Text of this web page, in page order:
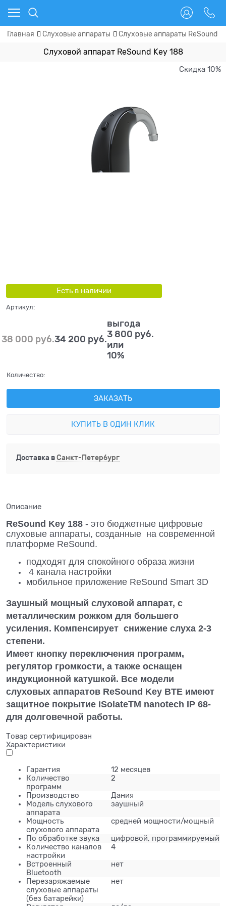
Главная Слуховые аппараты Слуховые аппараты ReSound
Слуховой аппарат ReSound Key 188
Скидка 10%
Есть в наличии
Артикул:
38 000 руб.34 200 руб.
выгода
3 800 руб.
или
10%
Количество:
ЗАКАЗАТЬ
КУПИТЬ В ОДИН КЛИК
Доставка вСанкт-Петербург
Описание
ReSound Key 188 - это бюджетные цифровые
слуховые аппараты, созданные на современной
платформе ReSound.
подходят для спокойного образа жизни
4 канала настройки
мобильное приложение ReSound Smart 3D
Заушный мощный слуховой аппарат, с
металлическим рожком для большего
усиления. Компенсирует снижение слуха 2-3
степени.
Имеет кнопку переключения программ,
регулятор громкости, а также оснащен
индукционной катушкой. Все модели
слуховых аппаратов ReSound Key BTE имеют
защитное покрытие iSolateTM nanotech IP 68-
для долговечной работы.
Товар сертифицирован
Характеристики
Гарантия
12 месяцев
Количество
программ
2
Производство
Дания
Модель слухового
аппарата
заушный
Мощность
слухового аппарата
средней мощности/мощный
По обработке звука
цифровой, программируемый
Количество каналов
настройки
4
Встроенный
Bluetooth
нет
Перезаряжаемые
слуховые аппараты
(без батарейки)
нет